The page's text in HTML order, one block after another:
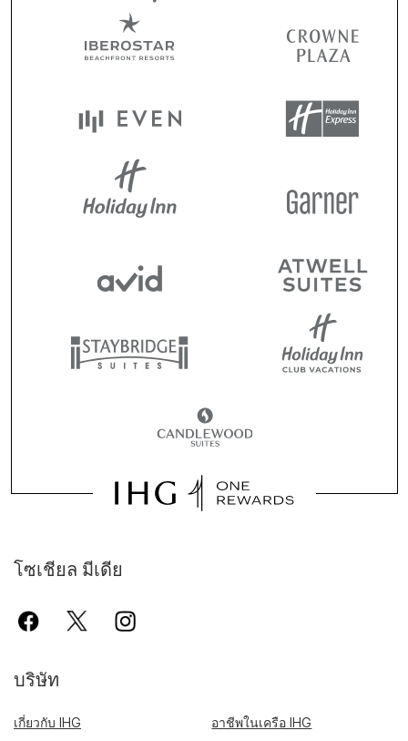
โซเชียล มีเดีย
บริษัท
เกี่ยวกับ IHG
อาชีพในเครือ IHG